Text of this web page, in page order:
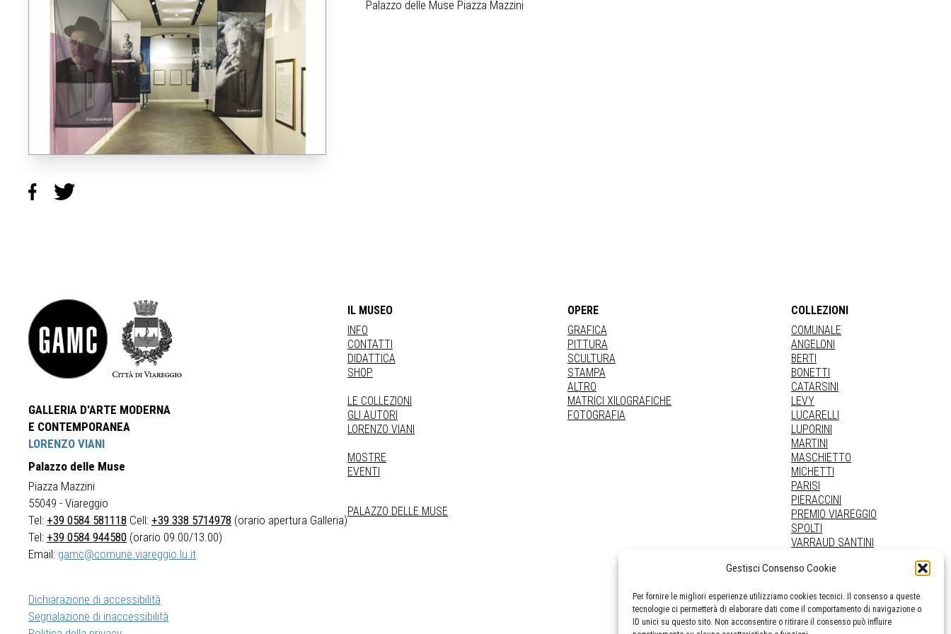
Gestisci Consenso Cookie
Per fornire le migliori esperienze utilizziamo cookies tecnici. Il consenso a queste
tecnologie ci permetterà di elaborare dati come il comportamento di navigazione o
ID unici su questo sito. Non acconsentire o ritirare il consenso può influire
Palazzo delle Muse Piazza Mazzini
GALLERIA D'ARTE MODERNA
E CONTEMPORANEA
LORENZO VIANI
Palazzo delle Muse
Piazza Mazzini
55049 - Viareggio
Tel: +39 0584 581118 Cell: +39 338 5714978 (orario apertura Galleria)
Tel: +39 0584 944580 (orario 09.00/13.00)
Email: gamc@comune.viareggio.lu.it
Dichiarazione di accessibilità
Segnalazione di inaccessibilità
IL MUSEO
INFO
CONTATTI
DIDATTICA
SHOP
LE COLLEZIONI
GLI AUTORI
LORENZO VIANI
MOSTRE
EVENTI
PALAZZO DELLE MUSE
OPERE
GRAFICA
PITTURA
SCULTURA
STAMPA
ALTRO
MATRICI XILOGRAFICHE
FOTOGRAFIA
COLLEZIONI
COMUNALE
ANGELONI
BERTI
BONETTI
CATARSINI
LEVY
LUCARELLI
LUPORINI
MARTINI
MASCHIETTO
MICHETTI
PARISI
PIERACCINI
PREMIO VIAREGGIO
SPOLTI
VARRAUD SANTINI